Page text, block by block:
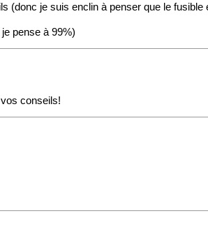
(donc je suis enclin à penser que le
pense à 99%)
conseils!